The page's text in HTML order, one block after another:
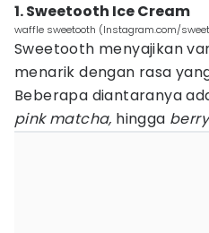
1. Sweetooth Ice Cream
waffle sweetooth (Instagram.com/
Sweetooth menyajikan
menarik dengan rasa
Beberapa diantaranya
pink matcha, hingga berry